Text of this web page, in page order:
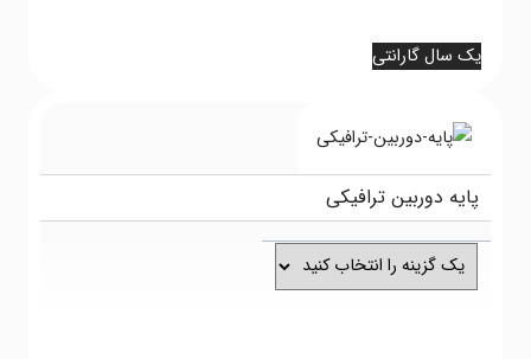
سال گارانتی
سال گارانتی
دوربین ترافیکی